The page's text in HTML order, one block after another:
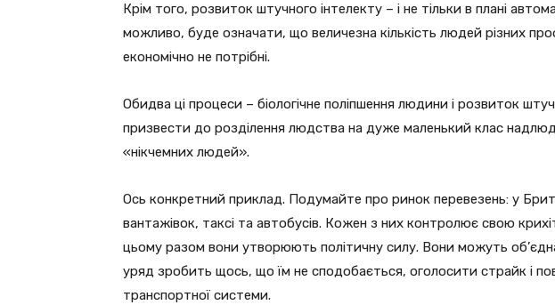
Крім того, розвиток штучного інтелекту – і не тільки в плані
можливо, буде означати, що величезна кількість людей різних
економічно не потрібні.
Обидва ці процеси – біологічне поліпшення людини і розвиток
призвести до розділення людства на дуже маленький клас
«нікчемних людей».
Ось конкретний приклад. Подумайте про ринок перевезень: у
вантажівок, таксі та автобусів. Кожен з них контролює свою
цьому разом вони утворюють політичну силу. Вони можуть
уряд зробить щось, що їм не сподобається, оголосити страйк і
транспортної системи.